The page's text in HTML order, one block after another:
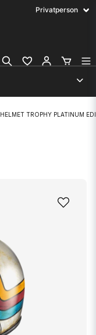
HELMET TROPHY PLATINUM